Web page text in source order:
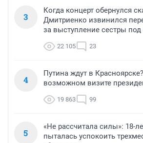
3
Когда концерт обернулся
Дмитриенко извинился
за выступление сестры под
22 105 23
4
Путина ждут в
возможном визите
19 863 99
5
«Не рассчитала силы»: 18-
пыталась успокоить